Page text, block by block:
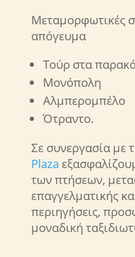
Μεταμορφωτικές
απόγευμα
Τούρ στα
Μονόπολη
Αλμπερομπέλο
Ότραντο.
Σε συνεργασία με
Plaza
των πτήσεων,
επαγγελματικής
περιηγήσεις,
μοναδική